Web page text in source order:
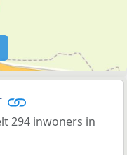
294 inwoners in